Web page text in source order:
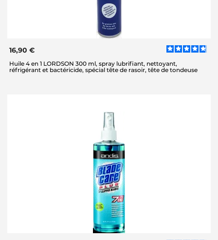
16,90 €
Huile 4 en 1 LORDSON 300 ml, spray lubrifiant, nettoyant,
réfrigérant et bactéricide, spécial tête de rasoir, tête de tondeuse